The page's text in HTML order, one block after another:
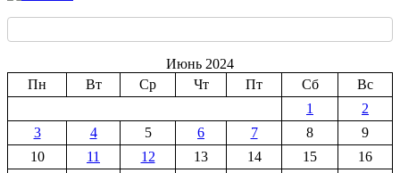
Июнь 2024
Пн
Вт Ср Чт Пт Сб
Вс
1
2
3
4 5 6 7 8
9
10
11 12 13 14 15 16